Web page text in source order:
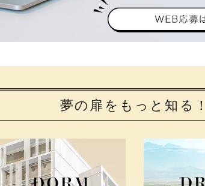
夢の扉をもっと知る！